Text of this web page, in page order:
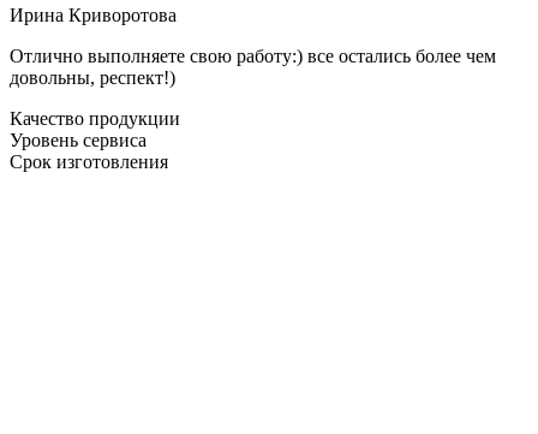
Ирина Криворотова
Отлично выполняете свою работу:) все остались более чем
довольны, респект!)
Качество продукции
Уровень сервиса
Срок изготовления